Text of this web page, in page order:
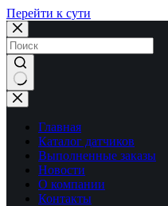
Перейти к сути
Ничего
не
найденоГлавная
Каталог датчиков
Выполненные заказы
Новости
О компании
Контакты